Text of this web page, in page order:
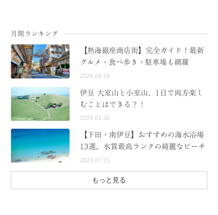
月間ランキング
【熱海銀座商店街】完全ガイド！最新
グルメ・食べ歩き・駐車場も網羅
2026.06.16
伊豆 大室山と小室山、1日で両方楽し
むことはできる？！
2024.01.30
【下田・南伊豆】おすすめの海水浴場
13選。水質最高ランクの綺麗なビーチ
2023.07.31
もっと見る